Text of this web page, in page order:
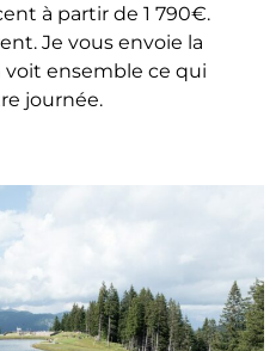
à partir de 1 790€.
Je vous envoie la
ensemble ce qui
journée.